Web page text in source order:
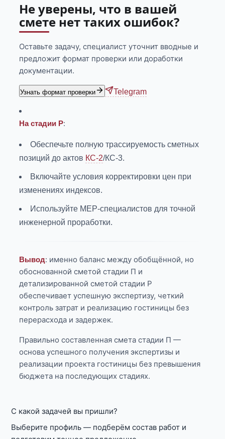
Не уверены, что в вашей
смете нет таких ошибок?
Оставьте задачу, специалист уточнит вводные и
предложит формат проверки или доработки
документации.
Узнать формат проверки Telegram
На стадии Р:
Обеспечьте полную трассируемость сметных
позиций до актов КС-2/КС-3.
Включайте условия корректировки цен при
изменениях индексов.
Используйте MEP-специалистов для точной
инженерной проработки.
Вывод: именно баланс между обобщённой, но
обоснованной сметой стадии П и
детализированной сметой стадии Р
обеспечивает успешную экспертизу, четкий
контроль затрат и реализацию гостиницы без
перерасхода и задержек.
Правильно составленная смета стадии П —
основа успешного получения экспертизы и
реализации проекта гостиницы без превышения
бюджета на последующих стадиях.
С какой задачей вы пришли?
Выберите профиль — подберём состав работ и